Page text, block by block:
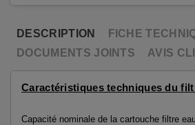
DESCRIPTION
FICHE
DOCUMENTS JOINTS
AVIS
Caractéristiques techniques du
Capacité nominale de la cartouche filtre